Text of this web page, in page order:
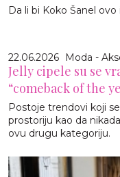
Da li bi Koko Šanel ovo
22.06.2026 Moda -
Jelly cipele su se
“comeback of the
Postoje trendovi koji
prostoriju kao da
ovu drugu kategoriju.